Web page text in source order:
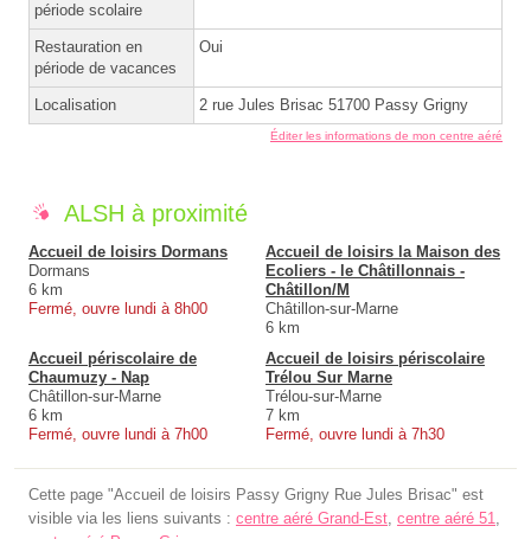
période scolaire
Restauration en
période de vacances
Oui
Localisation 2 rue Jules Brisac 51700 Passy Grigny
Éditer les informations de mon centre aéré
ALSH à proximité
Accueil de loisirs Dormans
Dormans
6 km
Fermé, ouvre lundi à 8h00
Accueil de loisirs la Maison des
Ecoliers - le Châtillonnais -
Châtillon/M
Châtillon-sur-Marne
6 km
Accueil périscolaire de
Chaumuzy - Nap
Châtillon-sur-Marne
6 km
Fermé, ouvre lundi à 7h00
Accueil de loisirs périscolaire
Trélou Sur Marne
Trélou-sur-Marne
7 km
Fermé, ouvre lundi à 7h30
Cette page "Accueil de loisirs Passy Grigny Rue Jules Brisac" est
visible via les liens suivants : centre aéré Grand-Est, centre aéré 51,